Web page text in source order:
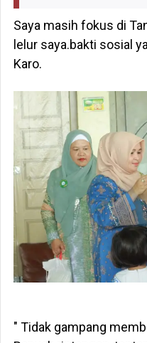
Saya masih fokus di
lelur saya.bakti sosial
Karo.
" Tidak gampang